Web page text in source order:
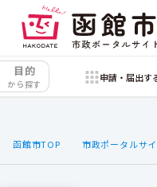
目的
から探す
申請・届出す
函館市TOP 市政ポータルサ